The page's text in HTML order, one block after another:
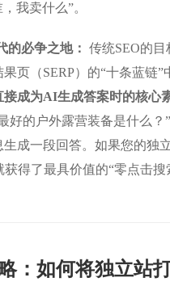
我卖什么”。
的必争之地： 传统SEO的
页（SERP）的“十条蓝链”
接成为AI生成答案时的核心
好的户外露营装备是什么？
成一段回答。如果您的独
得了最具价值的“零点击搜
：如何将独立站